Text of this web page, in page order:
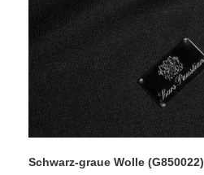
Schwarz-graue Wolle (G850022)